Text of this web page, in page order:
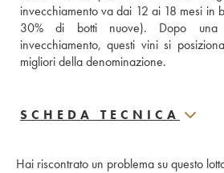
invecchiamento va dai 12 ai 18 mesi in
30% di botti nuove). Dopo
invecchiamento, questi vini si
migliori della denominazione.
SCHEDA TECNICA
Hai riscontrato un problema su questo